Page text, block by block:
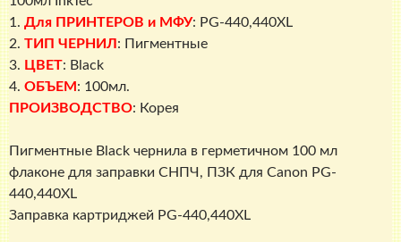
1. Для ПРИНТЕРОВ и МФУ: PG-440,440XL
2. ТИП ЧЕРНИЛ : Пигментные
3. ЦВЕТ: Black
4. ОБЪЕМ : 100мл.
ПРОИЗВОДСТВО: Корея
Пигментные Black чернила в герметичном 100 мл
флаконе для заправки СНПЧ, ПЗК для Canon PG-
440,440XL
Заправка картриджей PG-440,440XL